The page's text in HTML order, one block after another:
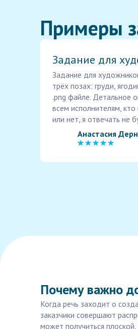
Примеры
Задание для
Задание для
трёх позах: груди,
.png файле. Детальное
всем исполнителям,
или нет, я отвечать не
Анастасия
Почему важно
Когда речь заходит о
заказчики совершают
может получиться